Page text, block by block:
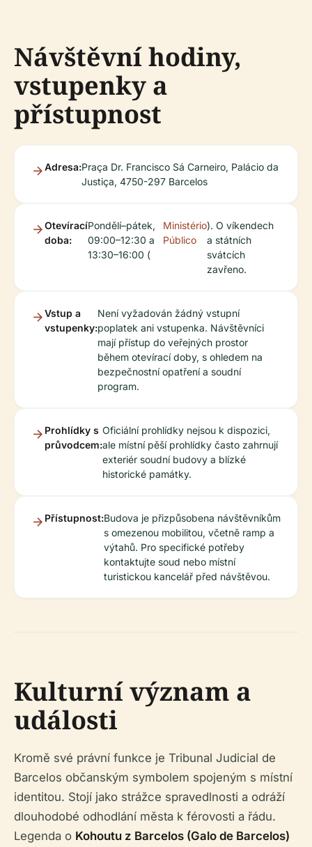
Návštěvní hodiny,
vstupenky a
přístupnost
Adresa:Praça Dr. Francisco Sá Carneiro, Palácio da
Justiça, 4750-297 Barcelos
Otevírací
doba:
Pondělí–pátek,
09:00–12:30 a
13:30–16:00 (
Ministério
Público
). O víkendech
a státních
svátcích
zavřeno.
Vstup a
vstupenky:
Není vyžadován žádný vstupní
poplatek ani vstupenka. Návštěvníci
mají přístup do veřejných prostor
během otevírací doby, s ohledem na
bezpečnostní opatření a soudní
program.
Prohlídky s
průvodcem:
Oficiální prohlídky nejsou k dispozici,
ale místní pěší prohlídky často zahrnují
exteriér soudní budovy a blízké
historické památky.
Přístupnost:Budova je přizpůsobena návštěvníkům
s omezenou mobilitou, včetně ramp a
výtahů. Pro specifické potřeby
kontaktujte soud nebo místní
turistickou kancelář před návštěvou.
Kulturní význam a
události
Kromě své právní funkce je Tribunal Judicial de
Barcelos občanským symbolem spojeným s místní
identitou. Stojí jako strážce spravedlnosti a odráží
dlouhodobé odhodlání města k férovosti a řádu.
Legenda o Kohoutu z Barcelos (Galo de Barcelos)